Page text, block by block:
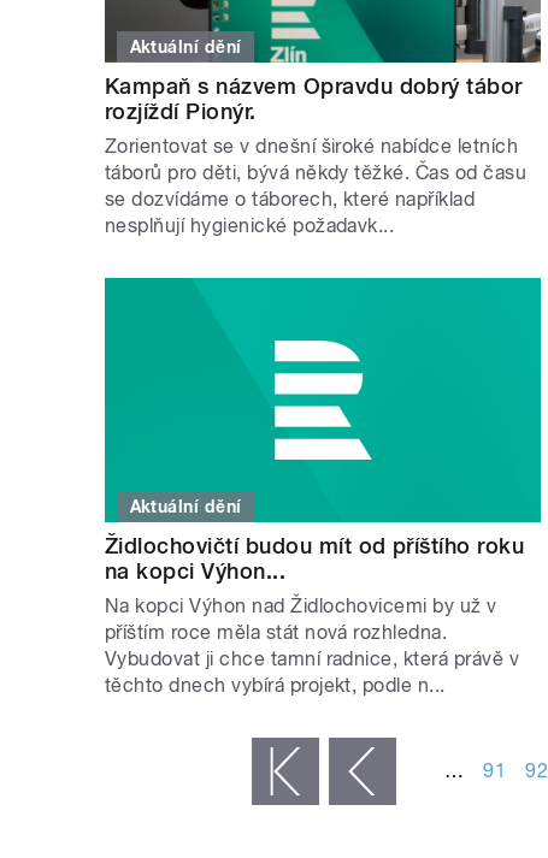
Aktuální dění
Kampaň s názvem Opravdu dobrý tábor
rozjíždí Pionýr.
Zorientovat se v dnešní široké nabídce letních
táborů pro děti, bývá někdy těžké. Čas od času
se dozvídáme o táborech, které například
nesplňují hygienické požadavk...
Aktuální dění
Židlochovičtí budou mít od příštího roku
na kopci Výhon...
Na kopci Výhon nad Židlochovicemi by už v
příštím roce měla stát nová rozhledna.
Vybudovat ji chce tamní radnice, která právě v
těchto dnech vybírá projekt, podle n...
‹ předchozí … 91 92